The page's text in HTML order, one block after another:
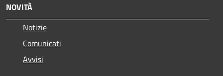
NOVITÀ
Notizie
Comunicati
Avvisi